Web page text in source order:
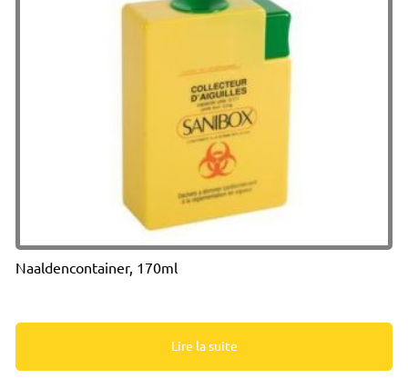
Naaldencontainer, 170ml
Lire la suite